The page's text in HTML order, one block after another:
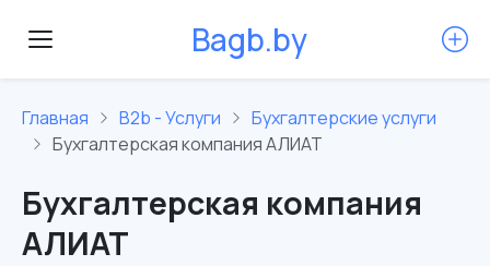
Bagb.by
Главная B2b - Услуги
Бухгалтерские услуги
Бухгалтерская компания АЛИАТ
Бухгалтерская компания
АЛИАТ